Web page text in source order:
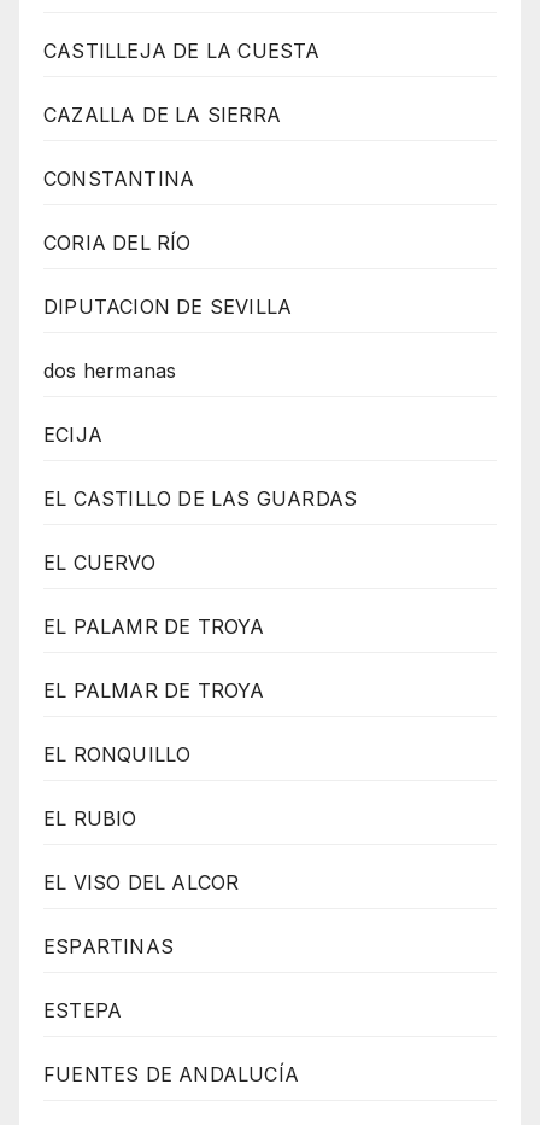
CASTILLEJA DE LA CUESTA
CAZALLA DE LA SIERRA
CONSTANTINA
CORIA DEL RÍO
DIPUTACION DE SEVILLA
dos hermanas
ECIJA
EL CASTILLO DE LAS GUARDAS
EL CUERVO
EL PALAMR DE TROYA
EL PALMAR DE TROYA
EL RONQUILLO
EL RUBIO
EL VISO DEL ALCOR
ESPARTINAS
ESTEPA
FUENTES DE ANDALUCÍA